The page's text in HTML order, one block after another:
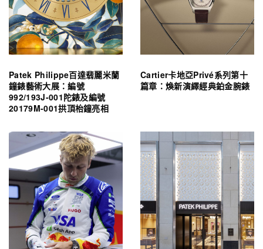
Patek Philippe百達翡麗米蘭
鐘錶藝術大展：編號
992/193J-001陀錶及編號
20179M-001拱頂枱鐘亮相
Cartier卡地亞Privé系列第十
篇章：煥新演繹經典鉑金腕錶